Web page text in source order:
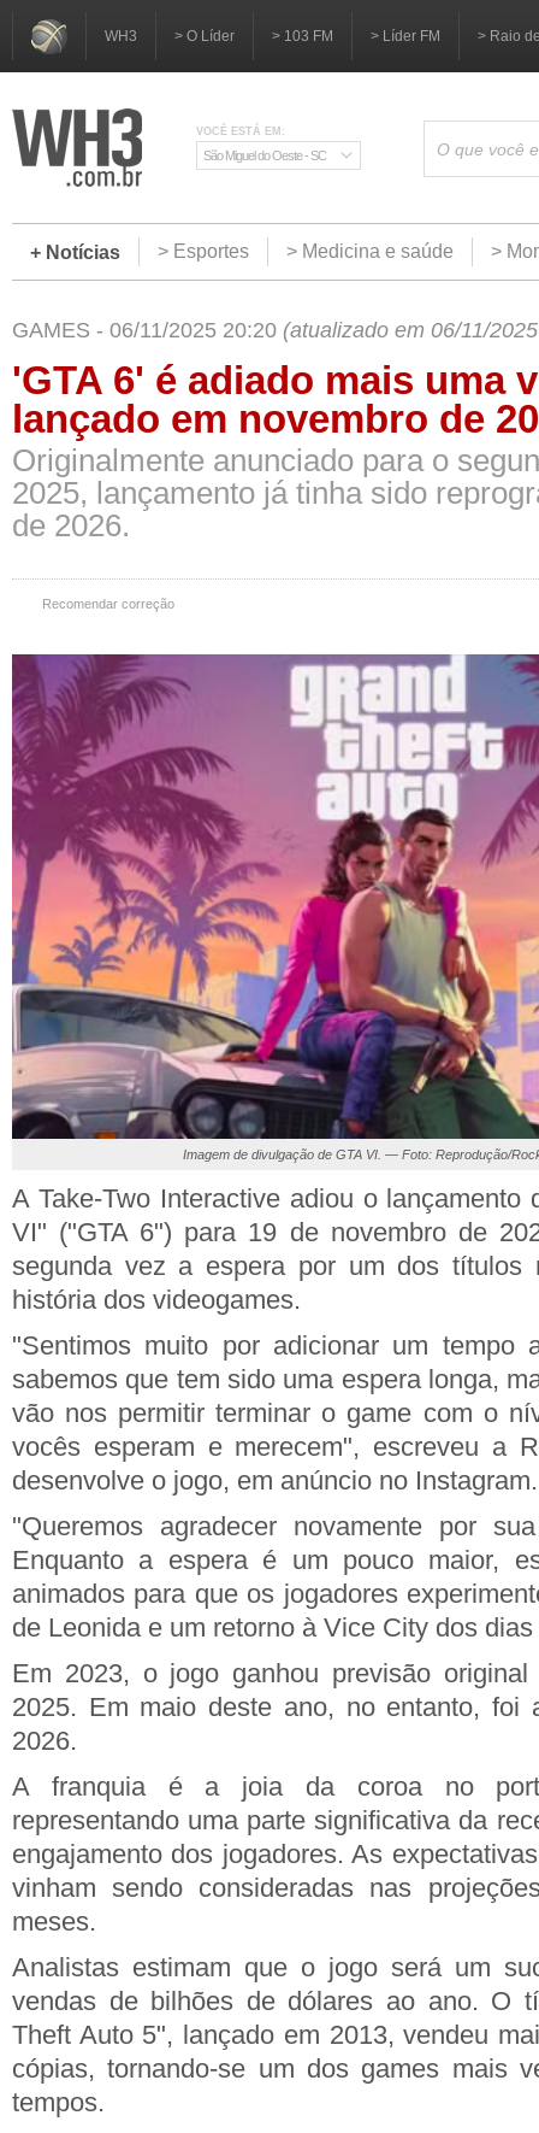
WH3 > O Líder > 103 FM > Líder FM > Raio
VOCÊ ESTÁ EM:
São Miguel do Oeste - SC
+ Notícias > Esportes > Medicina e saúde >
GAMES - 06/11/2025 20:20 (atualizado em 06/11/
'GTA 6' é adiado mais uma
lançado em novembro de
Originalmente anunciado para o
2025, lançamento já tinha sido
de 2026.
Recomendar correção
Imagem de divulgação de GTA VI. — Foto: Reprodução/
A Take-Two Interactive adiou o lançamento
VI" ("GTA 6") para 19 de novembro de
segunda vez a espera por um dos títulos
história dos videogames.
"Sentimos muito por adicionar um tempo
sabemos que tem sido uma espera longa,
vão nos permitir terminar o game com o
vocês esperam e merecem", escreveu a
desenvolve o jogo, em anúncio no Instagram.
"Queremos agradecer novamente por
Enquanto a espera é um pouco maior,
animados para que os jogadores
de Leonida e um retorno à Vice City dos
Em 2023, o jogo ganhou previsão original
2025. Em maio deste ano, no entanto, foi
2026.
A franquia é a joia da coroa no
representando uma parte significativa da
engajamento dos jogadores. As
vinham sendo consideradas nas
meses.
Analistas estimam que o jogo será um
vendas de bilhões de dólares ao ano. O
Theft Auto 5", lançado em 2013, vendeu
cópias, tornando-se um dos games mais
tempos.